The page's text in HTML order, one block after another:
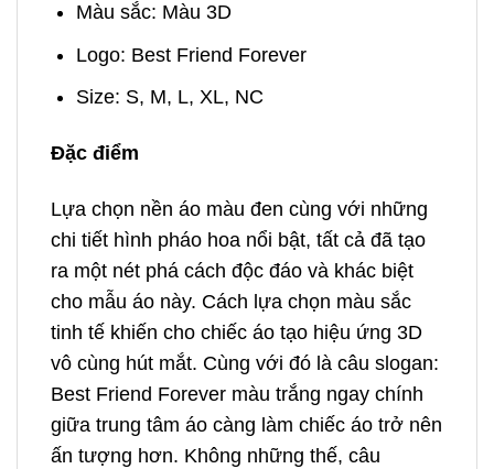
Màu sắc: Màu 3D
Logo: Best Friend Forever
Size: S, M, L, XL, NC
Đặc điểm
Lựa chọn nền áo màu đen cùng với những
chi tiết hình pháo hoa nổi bật, tất cả đã tạo
ra một nét phá cách độc đáo và khác biệt
cho mẫu áo này. Cách lựa chọn màu sắc
tinh tế khiến cho chiếc áo tạo hiệu ứng 3D
vô cùng hút mắt. Cùng với đó là câu slogan:
Best Friend Forever màu trắng ngay chính
giữa trung tâm áo càng làm chiếc áo trở nên
ấn tượng hơn. Không những thế, câu